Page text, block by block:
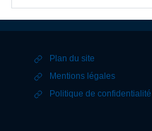
Plan du site
Mentions légales
Politique de confidentialité